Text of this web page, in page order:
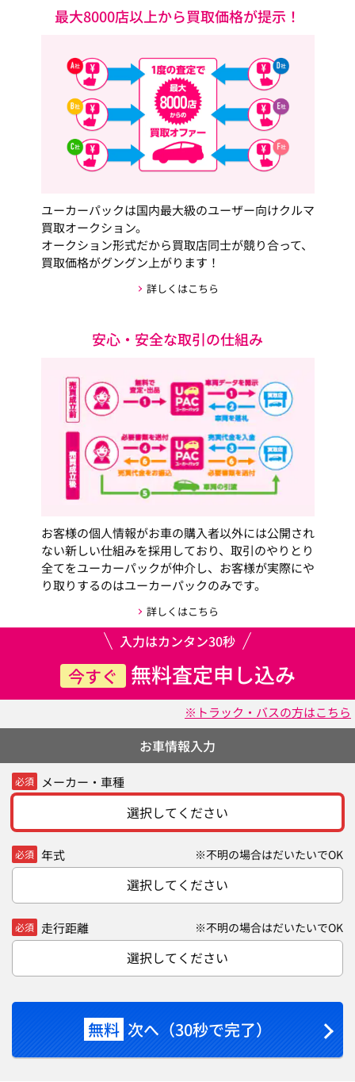
最大8000店以上から買取価格が提示！
ユーカーパックは国内最大級のユーザー向けクルマ
買取オークション。
オークション形式だから買取店同士が競り合って、
買取価格がグングン上がります！
詳しくはこちら
安心・安全な取引の仕組み
お客様の個人情報がお車の購入者以外には公開され
ない新しい仕組みを採用しており、取引のやりとり
全てをユーカーパックが仲介し、お客様が実際にや
り取りするのはユーカーパックのみです。
詳しくはこちら
入力はカンタン30秒
今すぐ 無料査定申し込み
※トラック・バスの方はこちら
お車情報入力
必須 メーカー・車種
選択してください
必須 年式 ※不明の場合はだいたいでOK
選択してください
必須 走行距離 ※不明の場合はだいたいでOK
選択してください
無料 次へ（30秒で完了）